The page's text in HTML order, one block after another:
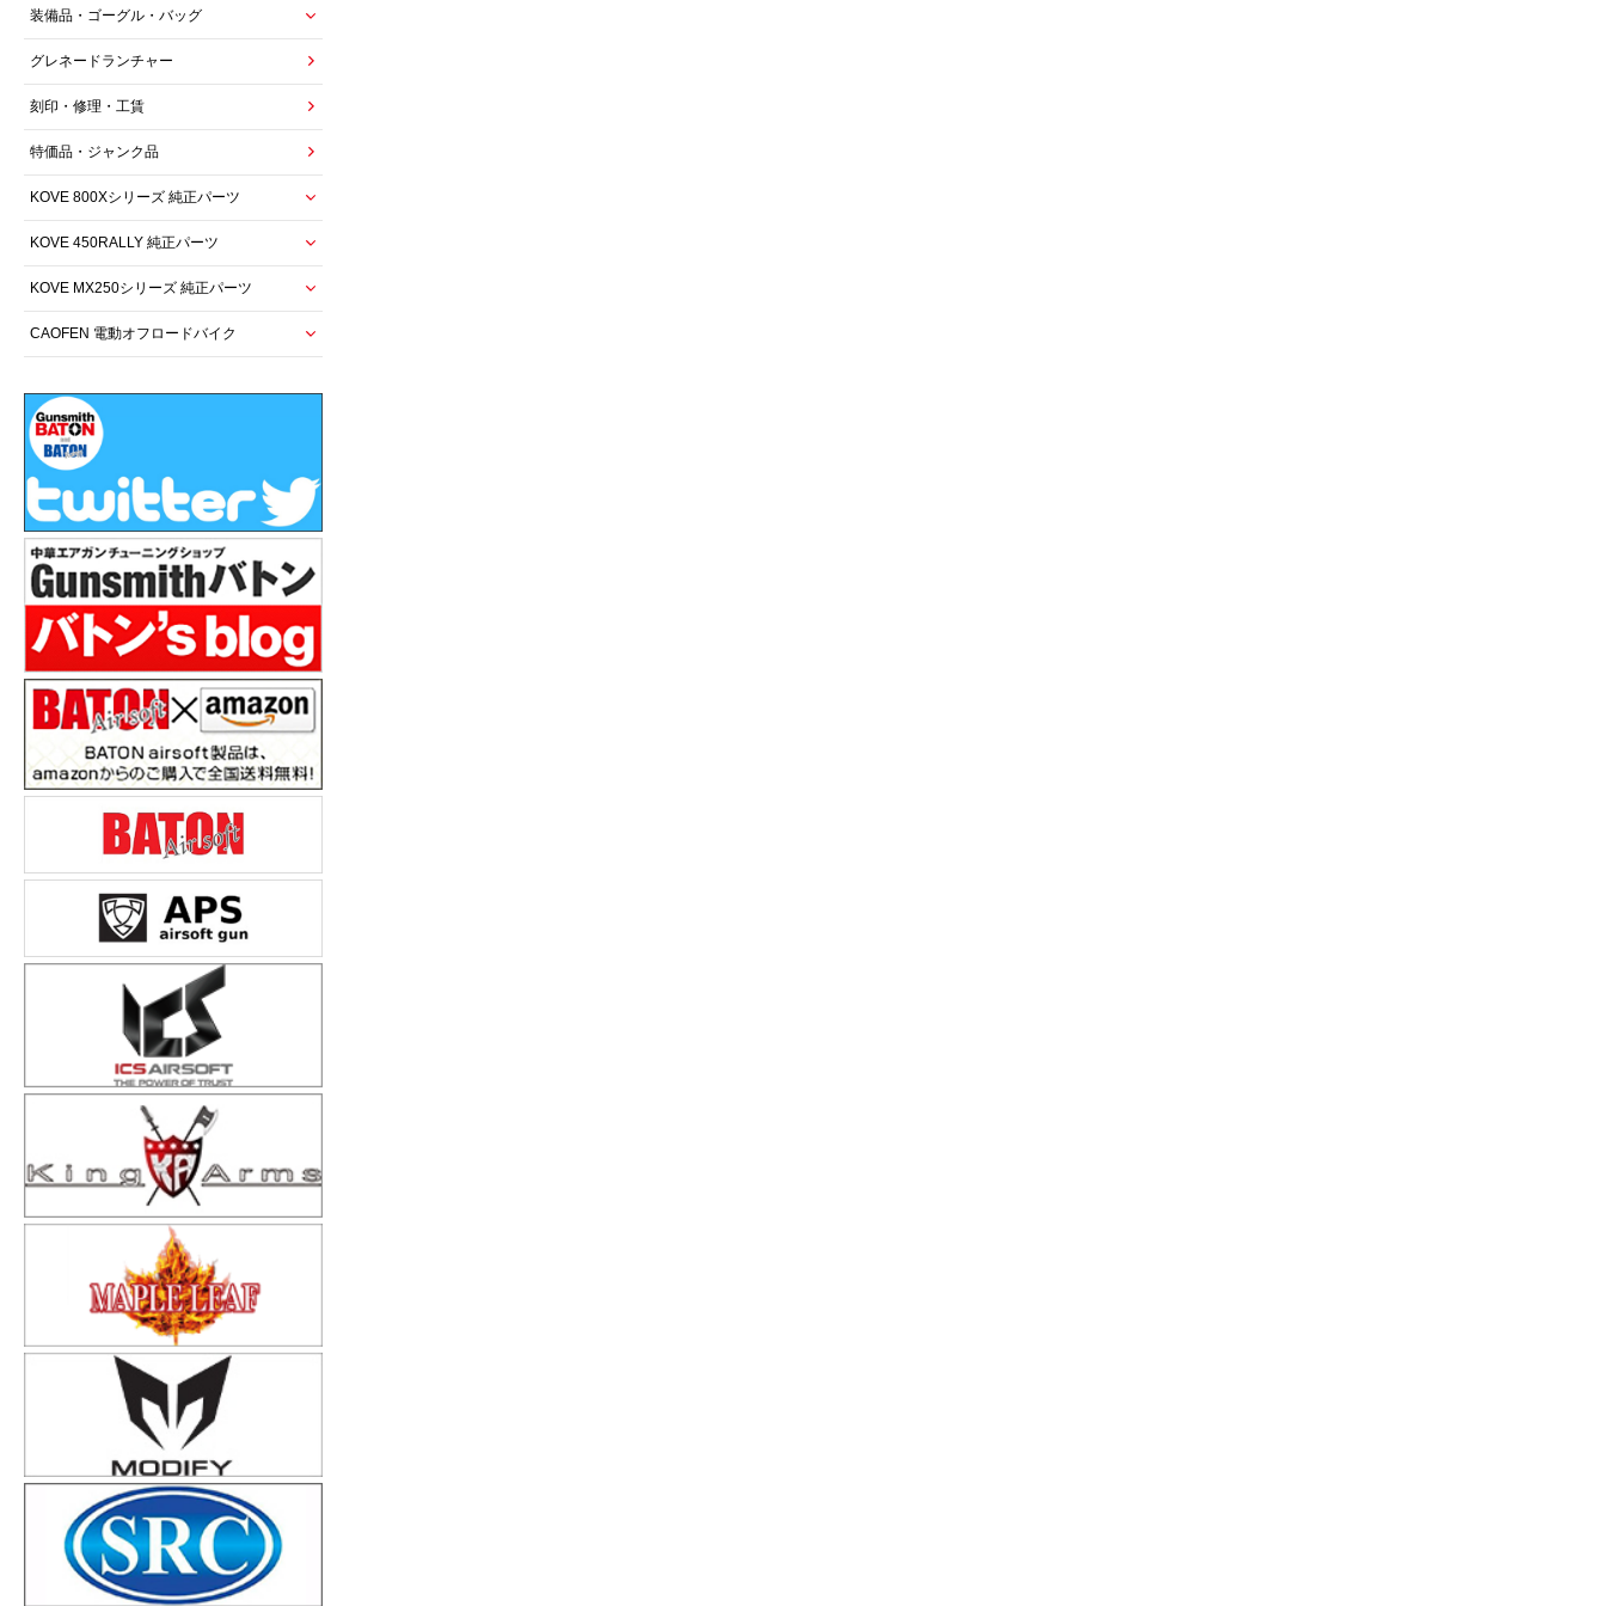
装備品・ゴーグル・バッグ
グレネードランチャー
刻印・修理・工賃
特価品・ジャンク品
KOVE 800Xシリーズ 純正パーツ
KOVE 450RALLY 純正パーツ
KOVE MX250シリーズ 純正パーツ
CAOFEN 電動オフロードバイク